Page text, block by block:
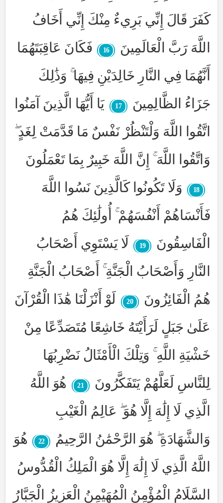
كَفَرَ قَالَ إِنِّي بَرِيءٌ مِنْكَ إِنِّي أَخَافُ
اللَّهَ رَبَّ الْعَالَمِينَ
16
فَكَانَ عَاقِبَتَهُمَا
أَنَّهُمَا فِي النَّارِ خَالِدَيْنِ فِيهَا ۚ وَذَٰلِكَ
جَزَاءُ الظَّالِمِينَ
17
يَا أَيُّهَا الَّذِينَ آمَنُوا
اتَّقُوا اللَّهَ وَلْتَنْظُرْ نَفْسٌ مَا قَدَّمَتْ لِغَدٍ ۖ
وَاتَّقُوا اللَّهَ ۚ إِنَّ اللَّهَ خَبِيرٌ بِمَا تَعْمَلُونَ
18
وَلَا تَكُونُوا كَالَّذِينَ نَسُوا اللَّهَ
فَأَنْسَاهُمْ أَنْفُسَهُمْ ۚ أُولَٰئِكَ هُمُ
الْفَاسِقُونَ
19
لَا يَسْتَوِي أَصْحَابُ
النَّارِ وَأَصْحَابُ الْجَنَّةِ ۚ أَصْحَابُ الْجَنَّةِ
هُمُ الْفَائِزُونَ
20
لَوْ أَنْزَلْنَا هَٰذَا الْقُرْآنَ
عَلَىٰ جَبَلٍ لَرَأَيْتَهُ خَاشِعًا مُتَصَدِّعًا مِنْ
خَشْيَةِ اللَّهِ ۚ وَتِلْكَ الْأَمْثَالُ نَضْرِبُهَا
لِلنَّاسِ لَعَلَّهُمْ يَتَفَكَّرُونَ
21
هُوَ اللَّهُ
الَّذِي لَا إِلَٰهَ إِلَّا هُوَ ۖ عَالِمُ الْغَيْبِ
وَالشَّهَادَةِ ۖ هُوَ الرَّحْمَٰنُ الرَّحِيمُ
22
هُوَ
اللَّهُ الَّذِي لَا إِلَٰهَ إِلَّا هُوَ الْمَلِكُ الْقُدُّوسُ
السَّلَامُ الْمُؤْمِنُ الْمُهَيْمِنُ الْعَزِيزُ الْجَبَّارُ